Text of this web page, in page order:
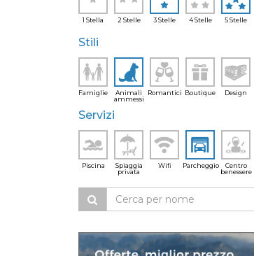
1 Stella 2 Stelle 3 Stelle 4 Stelle 5 Stelle
Stili
Famiglie
Animali
ammessi
Romantici Boutique Design
Servizi
Piscina
Spiaggia
privata
Wifi Parcheggio
Centro
benessere